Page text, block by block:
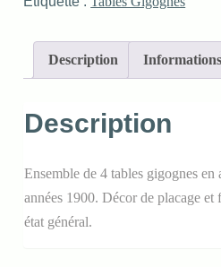
Description
Description
Ensemble de 4 tables gigognes en
années 1900. Décor de placage
état général.